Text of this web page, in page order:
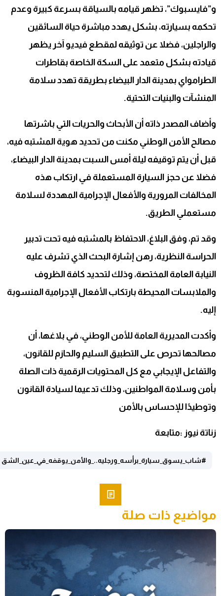
و”فايسبوك”، تظهر قيامه بالسياقة بسرعة كبيرة وعدم
تحكمه بسيارته، بشكل يهدد مباشرة حياة السائقين
والراجلين، فضلا عن توثيقه لمقطع فيديو آخر يظهر
قيادته بشكل متعمد على السكة الخاصة بقاطرات
الطرامواي بمدينة الدار البيضاء بطريقة تهدد سلامة
المنشآت والبنيات التحتية.
وأضاف المصدر ذاته أن الأبحاث والحريات التي باشرتها
مصالح الأمن الوطني مكنت من تحديد هوية المشتبه فيه،
قبل أن يتم توقيفه ليلة أمس السبت بمدينة الدار البيضاء،
فضلا عن حجز السيارة المستعملة في ارتكاب هذه
المخالفات المرورية والأفعال الإجرامية المهددة لسلامة
مستعملي الطريق.
وقد تم، وفق البلاغ، الاحتفاظ بالمشتبه فيه تحت تدبير
الحراسة النظرية، رهن إشارة البحث الذي تشرف عليه
النيابة العامة المختصة، وذلك لتحديد كافة الظروف
والملابسات المحيطة بارتكاب الأفعال الإجرامية المنسوبة
إليه.
وأكدت المديرية العامة للأمن الوطني، في بلاغها، أن
مصالحها تحرص على التطبيق السليم والحازم للقانون،
والتفاعل الإيجابي مع كل المحتويات الرقمية ذات الصلة
بأمن وسلامة المواطنين، وذلك تدعيما لسيادة القانون
وتوطيدًا للإحساس بالأمن
زناتة نيوز :متابعة
#شاب_يسوق_سيارة_برأسه_ورجليه.._والأمن_يوقفه_في_عين_الشق
مواضيع ذات صلة